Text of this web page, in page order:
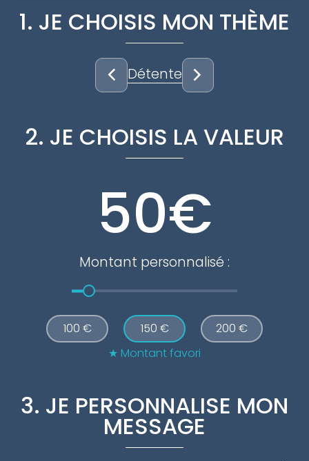
1. JE CHOISIS MON THÈME
Détente
2. JE CHOISIS LA VALEUR
€
Montant personnalisé :
100 €
150 €
Montant favori
200 €
3. JE PERSONNALISE MON
MESSAGE